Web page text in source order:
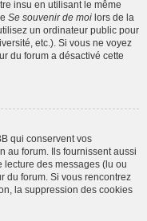
insu en utilisant le même
Se souvenir de moi lors de la
un ordinateur public pour
etc.). Si vous ne voyez
du forum a désactivé cette
qui conservent vos
au forum. Ils fournissent aussi
des messages (lu ou
du forum. Si vous rencontrez
la suppression des cookies